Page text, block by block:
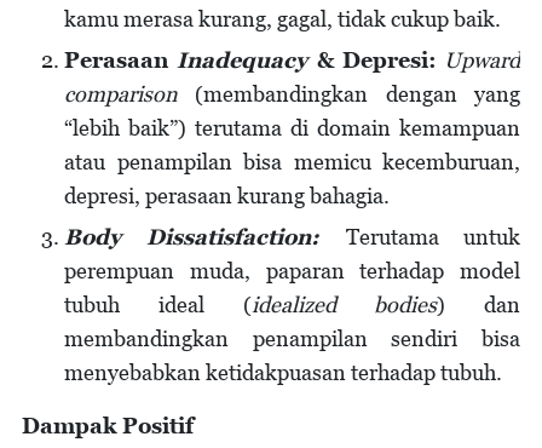
kamu merasa kurang, gagal, tidak cukup baik.
Perasaan Inadequacy& Depresi: Upward
comparison (membandingkan dengan yang
“lebih baik”) terutama di domain kemampuan
atau penampilan bisa memicu kecemburuan,
depresi, perasaan kurang bahagia.
Body Dissatisfaction: Terutama untuk
perempuan muda, paparan terhadap model
tubuh ideal (idealized bodies) dan
membandingkan penampilan sendiri bisa
menyebabkan ketidakpuasan terhadap tubuh.
Dampak Positif